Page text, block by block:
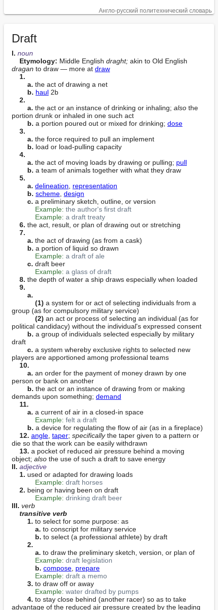
Англо-русский политехнический словарь
Draft
I. noun
Etymology: Middle English draght;
dragan to draw — more at draw
1.
a. the act of drawing a net
b. haul 2b
2.
a. the act or an instance of drinking or inhaling; also the
portion drunk or inhaled in one such act
b. a portion poured out or mixed for drinking; dose
3.
a. the force required to pull an implement
b. load or load-pulling capacity
4.
a. the act of moving loads by drawing or pulling; pull
b. a team of animals together with what they draw
5.
a. delineation
representation
b. scheme design
c. a preliminary sketch, outline, or version
Example: the author's first draft
Example: a draft treaty
6. the act, result, or plan of drawing out or stretching
7.
a. the act of drawing (as from a cask)
b. a portion of liquid so drawn
Example: a draft of ale
c. draft beer
Example: a glass of draft
8. the depth of water a ship draws especially when loaded
9.
a.
(1) a system for or act of selecting individuals from a
group (as for compulsory military service)
(2) an act or process of selecting an individual (as for
political candidacy) without the individual's expressed consent
b. a group of individuals selected especially by military
draft
c. a system whereby exclusive rights to selected new
players are apportioned among professional teams
10.
a. an order for the payment of money drawn by one
person or bank on another
b. the act or an instance of drawing from or making
demands upon something; demand
11.
a. a current of air in a closed-in space
Example: felt a draft
b. a device for regulating the flow of air (as in a fireplace)
12. angle taper; specifically the taper given to a pattern or
die so that the work can be easily withdrawn
13. a pocket of reduced air pressure behind a moving
object; also
II. adjective
1. used or adapted for drawing loads
Example: draft horses
2. being or having been on draft
Example: drinking draft beer
III. verb
transitive verb
1. to select for some purpose: as
a. to conscript for military service
b. to select (a professional athlete) by draft
2.
a. to draw the preliminary sketch, version, or plan of
Example: draft legislation
b. compose prepare
Example: draft a memo
3. to draw off or away
Example: water drafted by pumps
4. to stay close behind (another racer) so as to take
advantage of the reduced air pressure created by the leading